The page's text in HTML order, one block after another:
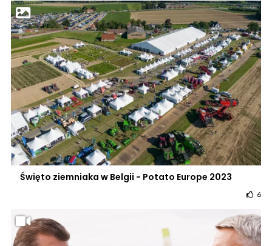
Święto ziemniaka w Belgii - Potato Europe 2023
6